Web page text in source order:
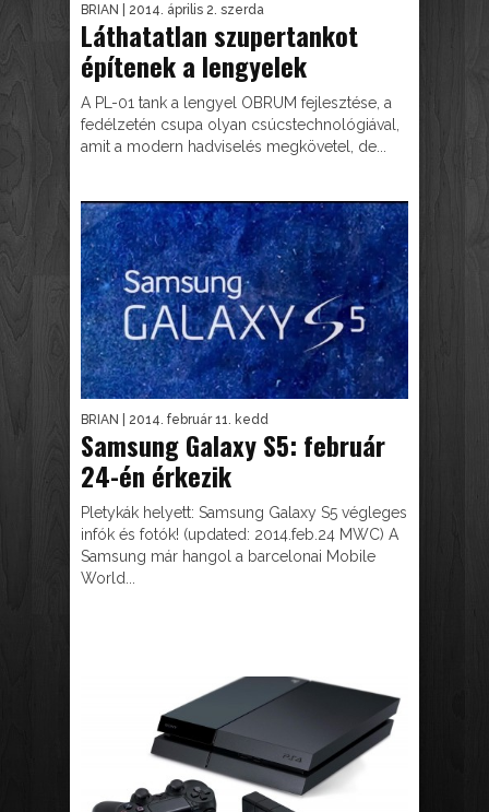
BRIAN | 2014. április 2. szerda
Láthatatlan szupertankot
építenek a lengyelek
A PL-01 tank a lengyel OBRUM fejlesztése, a
fedélzetén csupa olyan csúcstechnológiával,
amit a modern hadviselés megkövetel, de...
BRIAN | 2014. február 11. kedd
Samsung Galaxy S5: február
24-én érkezik
Pletykák helyett: Samsung Galaxy S5 végleges
infók és fotók! (updated: 2014.feb.24 MWC) A
Samsung már hangol a barcelonai Mobile
World...